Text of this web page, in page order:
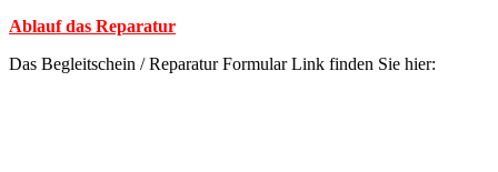
Ablauf das Reparatur
Das Begleitschein / Reparatur Formular Link finden Sie hier: